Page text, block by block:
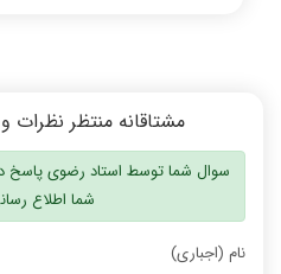
مشتاقانه منتظر
سوال شما توسط استاد رضوی پاسخ
شما اطلاع
نام (اجباری)